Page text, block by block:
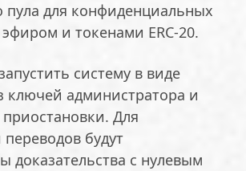
для конфиденциальных
и токенами ERC-20.
систему в виде
ключей администратора и
Для
будут
доказательства с нулевым